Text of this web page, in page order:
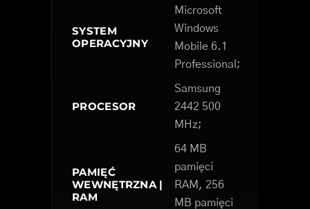
SYSTEM
OPERACYJNY
Microsoft
Windows
Mobile 6.1
Professional;
PROCESOR
Samsung
2442 500
MHz;
PAMIĘĆ
WEWNĘTRZNA |
RAM
64 MB
pamięci
RAM, 256
MB pamięci